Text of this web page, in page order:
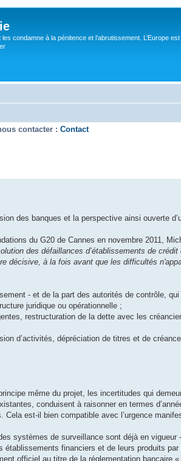
condamne à la pénitence et l’abrutissement. L’Europe est
contacter : Contact
des banques et la perspective ainsi ouverte
du G20 de Cannes en novembre 2011,
des défaillances d’établissements de crédit
décisive, à la fois avant que les difficultés
- et de la part des autorités de contrôle,
juridique ou opérationnelle ;
restructuration de la dette avec les
d’activités, dépréciation de titres et de
même du projet, les incertitudes qui
conduisent à raisonner en termes
Cela est-il bien compatible avec l’urgence
systèmes de surveillance sont déjà en vigueur
financiers et de leurs produits
officiel au titre de la réglementation bancaire